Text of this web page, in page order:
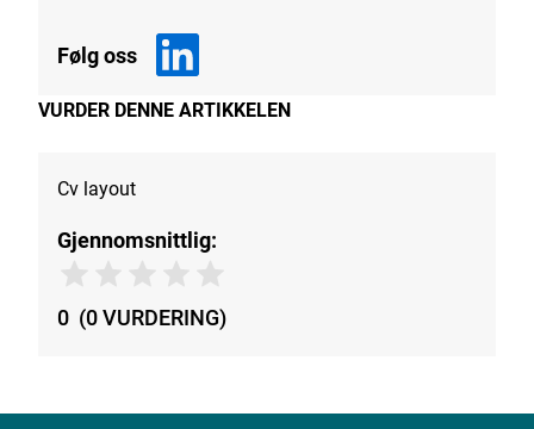
Følg oss
VURDER DENNE ARTIKKELEN
Cv layout
Gjennomsnittlig:
0 (0VURDERING)